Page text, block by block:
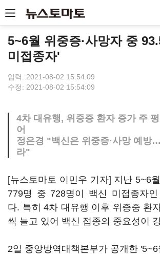
5~6월 위중증·사망자 중
미접종자'
입력: 2021-08-02 15:54:09
수정: 2021-08-02 15:54:09
4차 대유행, 위중증 환자 증가 주
어
정은경 "백신은 위중증·사망 예방
라"
[뉴스토마토 이민우 기자] 지난 5~6
779명 중 728명이 백신 미접종자
다. 특히 4차 대유행 이후 위증중 환
씩 늘고 있어 백신 접종의 중요성이
2일 중앙방역대책본부가 공개한